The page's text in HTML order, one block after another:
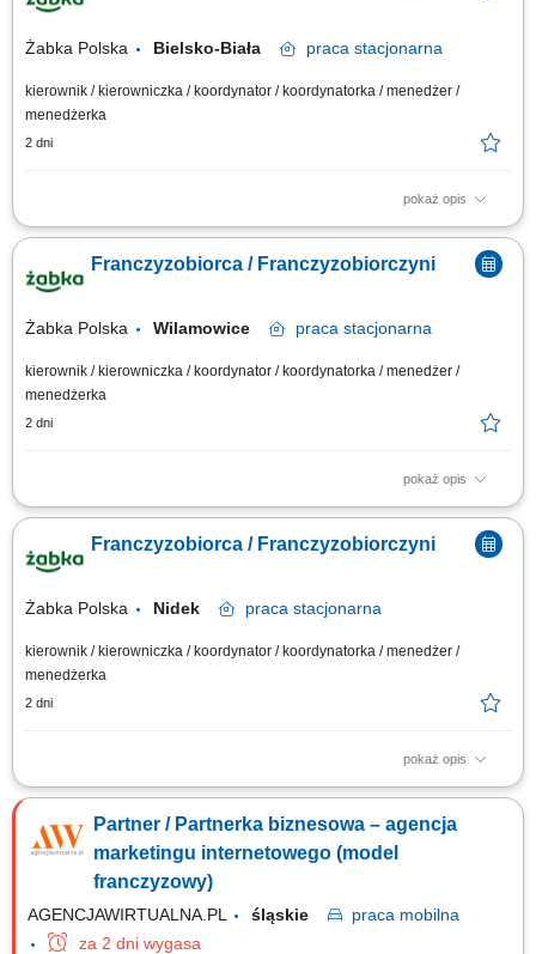
asortymentu sklepu do potrzeb lokalnego rynku. Współpraca z centralą w
Żabka Polska Bielsko-Biała praca stacjonarna
kierownik / kierowniczka / koordynator / koordynatorka / menedżer /
menedżerka
2 dni
pokaż opis
Główne zadania: Prowadzenie własnej działalności gospodarczej w
oparciu o sprawdzony model biznesowy. Dbanie o wysoką jakość obsługi.
Monitorowanie stanów magazynowych i zamówień. Dostosowywanie
asortymentu sklepu do potrzeb lokalnego rynku. Współpraca z centralą w
Franczyzobiorca / Franczyzobiorczyni
Żabka Polska Wilamowice praca stacjonarna
kierownik / kierowniczka / koordynator / koordynatorka / menedżer /
menedżerka
2 dni
pokaż opis
Główne zadania: Prowadzenie własnej działalności gospodarczej w
oparciu o sprawdzony model biznesowy. Dbanie o wysoką jakość obsługi.
Monitorowanie stanów magazynowych i zamówień. Dostosowywanie
asortymentu sklepu do potrzeb lokalnego rynku. Współpraca z centralą w
Franczyzobiorca / Franczyzobiorczyni
Żabka Polska Nidek praca stacjonarna
kierownik / kierowniczka / koordynator / koordynatorka / menedżer /
menedżerka
2 dni
pokaż opis
Główne zadania: Prowadzenie własnej działalności gospodarczej w
Monitorowanie stanów magazynowych i zamówień. Dostosowywanie
asortymentu sklepu do potrzeb lokalnego rynku. Współpraca z centralą w
zakresie działań...
Partner / Partnerka biznesowa – agencja
marketingu internetowego (model
franczyzowy)
AGENCJAWIRTUALNA.PL śląskie praca mobilna
za 2 dni wygasa